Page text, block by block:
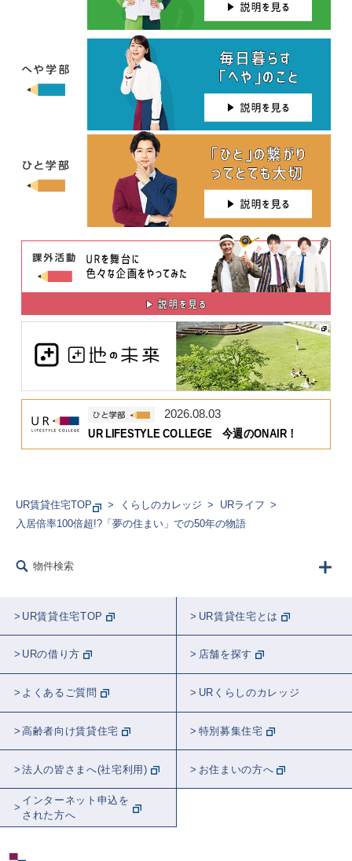
2026.08.03
UR LIFESTYLE COLLEGE 今週のONAIR！
UR賃貸住宅TOP くらしのカレッジ
URライフ
入居倍率100倍超!?「夢の住まい」での50年の物語
物件検索
UR賃貸住宅TOP UR賃貸住宅とは
URの借り方 店舗を探す
よくあるご質問 URくらしのカレッジ
高齢者向け賃貸住宅 特別募集住宅
法人の皆さまへ(社宅利用) お住まいの方へ
インターネット申込を
された方へ